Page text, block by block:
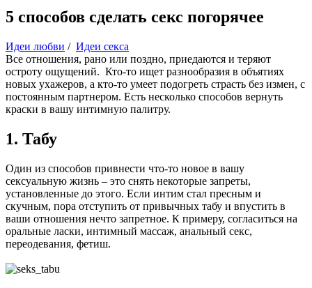
5 способов сделать секс погорячее
Идеи любви / Идеи секса
Все отношения, рано или поздно, приедаются и теряют
остроту ощущений. Кто-то ищет разнообразия в объятиях
новых ухажеров, а кто-то умеет подогреть страсть без измен, с
постоянным партнером. Есть несколько способов вернуть
краски в вашу интимную палитру.
1. Табу
Один из способов привнести что-то новое в вашу
сексуальную жизнь – это снять некоторые запреты,
установленные до этого. Если интим стал пресным и
скучным, пора отступить от привычных табу и впустить в
ваши отношения нечто запретное. К примеру, согласиться на
оральные ласки, интимный массаж, анальный секс,
переодевания, фетиш.